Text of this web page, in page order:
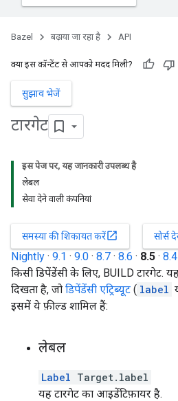
Bazel बढ़ाया जा रहा है API
क्या इस कॉन्टेंट से आपको मदद मिली?
सुझाव भेजें
टारगेट
इस पेज पर, यह जानकारी उपलब्ध है
लेबल
सेवा देने वाली कंपनियां
समस्या की शिकायत करेंopen_in_new सोर्स
Nightly · 9.1 · 9.0 · 8.7 · 8.6 · 8.5 · 8.4
किसी डिपेंडेंसी के लिए, BUILD टारगेट.
दिखता है, जो डिपेंडेंसी एट्रिब्यूट ( label
इसमें ये फ़ील्ड शामिल हैं:
लेबल
Label Target.label
यह टारगेट का आइडेंटिफ़ायर है.